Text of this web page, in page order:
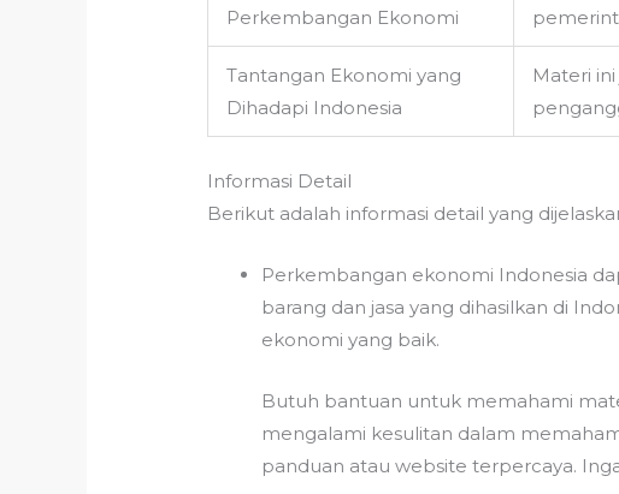
Perkembangan Ekonomi
Tantangan Ekonomi yang
Dihadapi Indonesia
Materi
Informasi Detail
Berikut adalah informasi detail yang
Perkembangan ekonomi Indonesia
barang dan jasa yang dihasilkan di
ekonomi yang baik.
Butuh bantuan untuk memahami
mengalami kesulitan dalam
panduan atau website terpercaya.